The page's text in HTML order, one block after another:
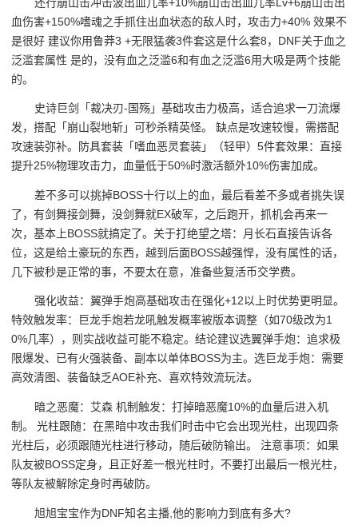
血伤害+150%嗜魂之手抓住出血状态的敌人时，攻击力+40% 效果不
是很好 建议你用鲁莽3 +无限猛袭3件套这是什么套8，DNF关于血之
泛滥套属性 是的，没有血之泛滥6和有血之泛滥6用大吸是两个技能
的。
史诗巨剑「裁决刃-国殇」基础攻击力极高，适合追求一刀流爆
发，搭配「崩山裂地斩」可秒杀精英怪。 缺点是攻速较慢，需搭配
攻速装弥补。防具套装「嗜血恶灵套装」（轻甲）5件套效果：直接
提升25%物理攻击力，血量低于50%时激活额外10%伤害加成。
差不多可以挑掉BOSS十行以上的血，最后看差不多或者挑失误
了，有剑舞接剑舞，没剑舞就EX破军，之后跑开，抓机会再来一
次，基本上BOSS就搞定了。关于打绝望之塔：月长石直接告诉各
位，这是给土豪玩的东西，越到后面BOSS越强悍，没有属性的话，
几下被秒是正常的事，不要太在意，准备些复活币交学费。
强化收益：翼弹手炮高基础攻击在强化+12以上时优势更明显。
特效触发率：巨龙手炮若龙吼触发概率被版本调整（如70级改为1
0%几率），则实战收益可能不稳定。结论建议选翼弹手炮：追求极
限爆发、已有火强装备、副本以单体BOSS为主。选巨龙手炮：需要
高效清图、装备缺乏AOE补充、喜欢特效流玩法。
暗之恶魔：艾森 机制触发：打掉暗恶魔10%的血量后进入机
制。 光柱跟随：在黑暗中攻击我们时击中它会出现光柱，出现四条
光柱后，必须跟随光柱进行移动，随后破防输出。 注意事项：如果
队友被BOSS定身，且正好差一根光柱时，不要打出最后一根光柱，
等队友被解除定身时再破防。
旭旭宝宝作为DNF知名主播,他的影响力到底有多大?